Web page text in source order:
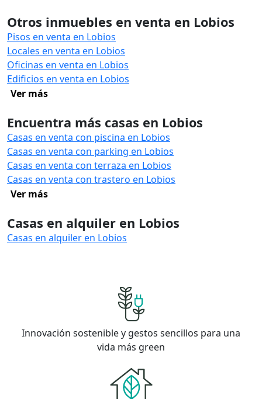
Otros inmuebles en venta en Lobios
Pisos en venta en Lobios
Locales en venta en Lobios
Oficinas en venta en Lobios
Edificios en venta en Lobios
Ver más
Encuentra más casas en Lobios
Casas en venta con piscina en Lobios
Casas en venta con parking en Lobios
Casas en venta con terraza en Lobios
Casas en venta con trastero en Lobios
Ver más
Casas en alquiler en Lobios
Casas en alquiler en Lobios
Innovación sostenible y gestos sencillos para una
vida más green